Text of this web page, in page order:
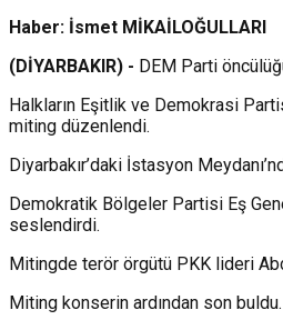
Haber: İsmet MİKAİLOĞULLARI
(DİYARBAKIR) - DEM Parti
Halkların Eşitlik ve Demokrasi
miting düzenlendi.
Diyarbakır’daki İstasyon
Demokratik Bölgeler Partisi Eş
seslendirdi.
Mitingde terör örgütü PKK lideri
Miting konserin ardından son buldu.